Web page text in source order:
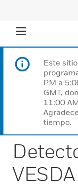
Este
PM a
GMT,
11:00
tiempo.